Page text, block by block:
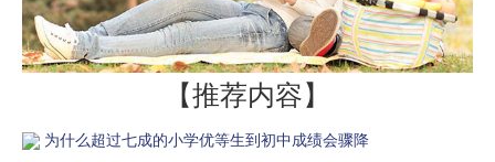
【推荐内容】
为什么超过七成的小学优等生到初中成绩会骤降